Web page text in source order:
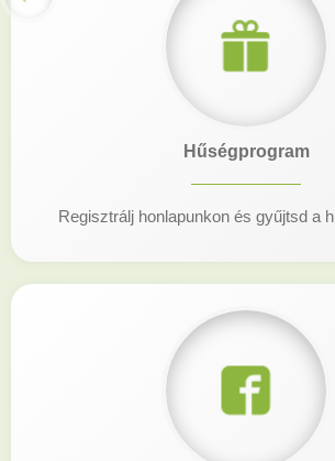
Hűségprogram
Regisztrálj honlapunkon és gyűjtsd a